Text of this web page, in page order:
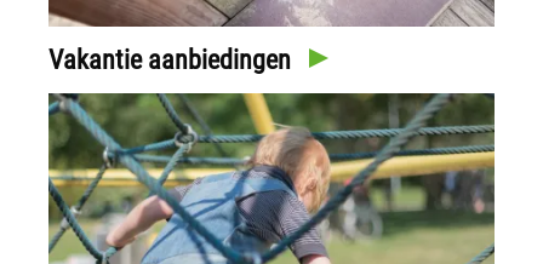
Vakantie aanbiedingen